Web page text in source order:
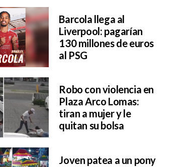
Barcola llega al
Liverpool: pagarían
130 millones de euros
al PSG
Robo con violencia en
Plaza Arco Lomas:
tiran a mujer y le
quitan su bolsa
Joven patea a un pony